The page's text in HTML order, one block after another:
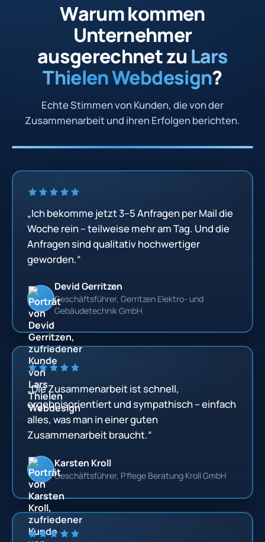
Warum kommen
Unternehmer
ausgerechnet zuLars
Thielen Webdesign?
Echte Stimmen von Kunden, die von der
Zusammenarbeit und ihren Erfolgen berichten.
„Ich bekomme jetzt 3–5 Anfragen per Mail die
Woche rein – teilweise mehr am Tag. Und die
Anfragen sind qualitativ hochwertiger
geworden.“
Devid Gerritzen
Geschäftsführer, Gerritzen Elektro- und
Gebäudetechnik GmbH
„Die Zusammenarbeit ist schnell,
ergebnisorientiert und sympathisch – einfach
alles, was man in einer guten
Zusammenarbeit braucht.“
Karsten Kroll
Geschäftsführer, Pflege Beratung Kroll GmbH